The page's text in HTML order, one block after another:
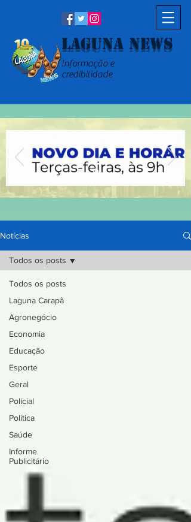
Laguna News
Informação e
credibilidade
Notícias
Todos os posts
Laguna Carapã
Agronegócio
Economia
Educação
Esporte
Geral
Policial
Política
Saúde
Informe
Publicitário
Todos os posts